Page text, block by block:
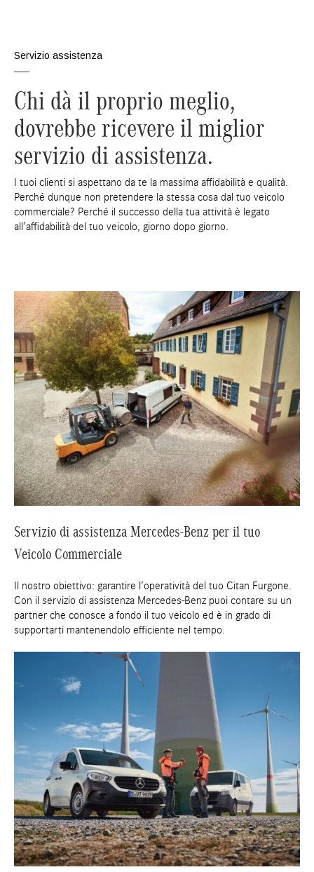
Servizio assistenza
Chi dà il proprio meglio,
dovrebbe ricevere il miglior
servizio di assistenza.
I tuoi clienti si aspettano da te la massima affidabilità e qualità.
Perché dunque non pretendere la stessa cosa dal tuo veicolo
commerciale? Perché il successo della tua attività è legato
all’affidabilità del tuo veicolo, giorno dopo giorno.
Servizio di assistenza Mercedes-Benz per il tuo
Veicolo Commerciale
Il nostro obiettivo: garantire l’operatività del tuo Citan Furgone.
Con il servizio di assistenza Mercedes-Benz puoi contare su un
partner che conosce a fondo il tuo veicolo ed è in grado di
supportarti mantenendolo efficiente nel tempo.